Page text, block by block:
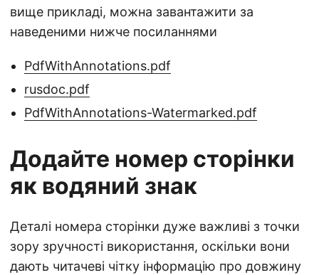
вище прикладі, можна завантажити за
наведеними нижче посиланнями
PdfWithAnnotations.pdf
rusdoc.pdf
PdfWithAnnotations-Watermarked.pdf
Додайте номер сторінки
як водяний знак
Деталі номера сторінки дуже важливі з точки
зору зручності використання, оскільки вони
дають читачеві чітку інформацію про довжину